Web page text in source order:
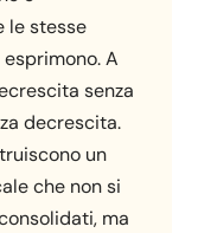
le stesse
A
senza
decrescita.
un
che non si
ma